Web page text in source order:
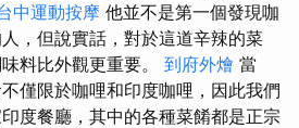
中運動按摩 他並不是第一個發現咖
，但說實話，對於這道辛辣的菜
料比外觀更重要。 到府外燴 當
僅限於咖哩和印度咖哩，因此我們
度餐廳，其中的各種菜餚都是正宗